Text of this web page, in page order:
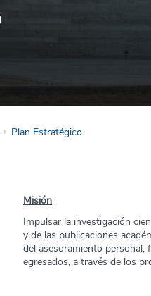
Plan Estratégico
Misión
Impulsar la investigación
y de las publicaciones
del asesoramiento personal,
egresados, a través de los